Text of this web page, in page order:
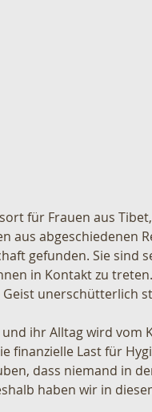
für Frauen aus
aus abgeschiedenen
gefunden. Sie sind
in Kontakt zu
unerschütterlich
ihr Alltag wird vom
finanzielle Last für
dass niemand in
haben wir in